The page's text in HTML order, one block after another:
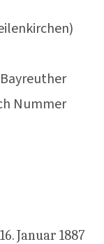
Nummer
Januar 1887